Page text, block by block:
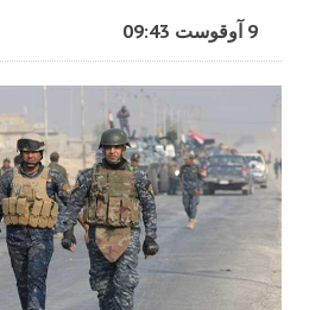
9 آوقوست 09:43